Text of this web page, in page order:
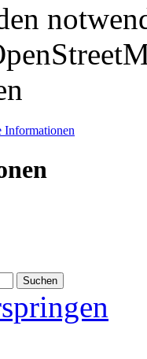
Informationen